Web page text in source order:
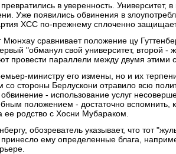
в уверенность. Университет,
Уже появились обвинения в
ХСС по-прежнему сплоченно
Мюнхау сравнивает положение цу
"обманул свой университет, второй -
провести параллели между двумя этими
министру его измены, но и их
стороны Берлускони отравило всю
- использование услуг
положением - достаточно вспомнить,
родство с Хосни Мубараком.
обозреватель указывает, что тот
ему определенные блага,